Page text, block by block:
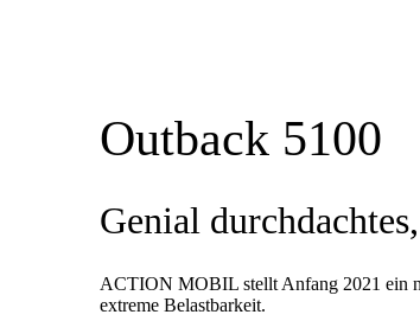
Outback 5100
Genial
ACTION MOBIL stellt Anfang 2021 ein
extreme Belastbarkeit.